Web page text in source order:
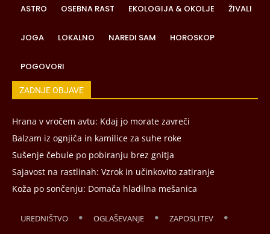
ASTRO OSEBNA RAST EKOLOGIJA & OKOLJE ŽIVALI
JOGA LOKALNO NAREDI SAM HOROSKOP
POGOVORI
ZADNJE OBJAVE
Hrana v vročem avtu: Kdaj jo morate zavreči
Balzam iz ognjiča in kamilice za suhe roke
Sušenje čebule po pobiranju brez gnitja
Sajavost na rastlinah: Vzrok in učinkovito zatiranje
Koža po sončenju: Domača hladilna mešanica
UREDNIŠTVO OGLAŠEVANJE ZAPOSLITEV